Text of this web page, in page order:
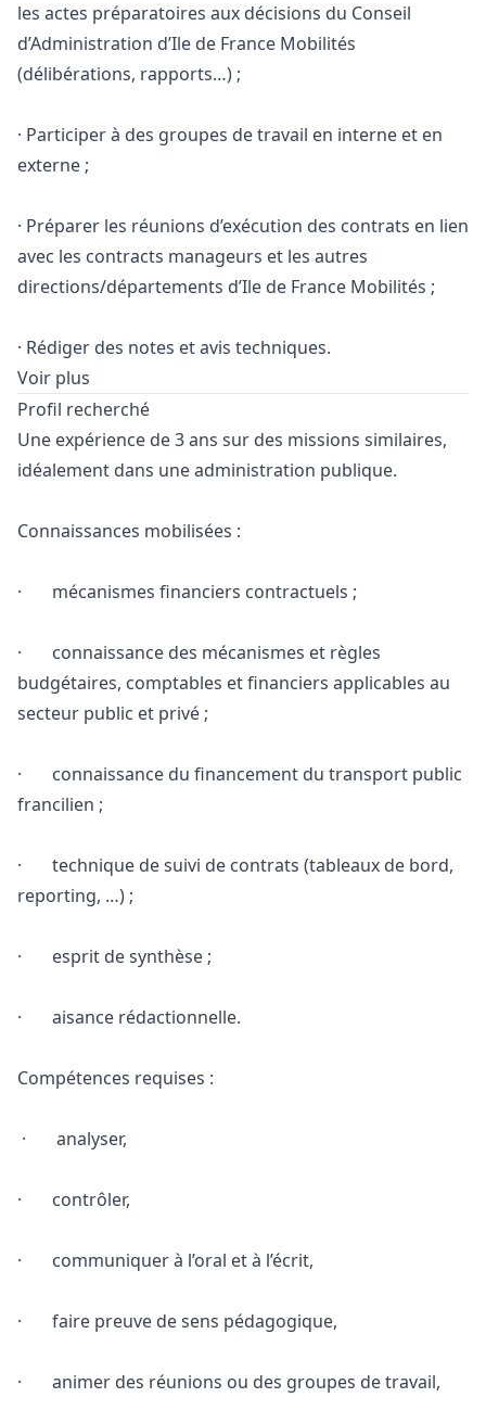
les actes préparatoires aux décisions du Conseil
d’Administration d’Ile de France Mobilités
(délibérations, rapports…) ;
· Participer à des groupes de travail en interne et en
externe ;
· Préparer les réunions d’exécution des contrats en lien
avec les contracts manageurs et les autres
directions/départements d’Ile de France Mobilités ;
· Rédiger des notes et avis techniques.
Voir plus
Profil recherché
Une expérience de 3 ans sur des missions similaires,
idéalement dans une administration publique.
Connaissances mobilisées :
· mécanismes financiers contractuels ;
· connaissance des mécanismes et règles
budgétaires, comptables et financiers applicables au
secteur public et privé ;
· connaissance du financement du transport public
francilien ;
· technique de suivi de contrats (tableaux de bord,
reporting, …) ;
· esprit de synthèse ;
· aisance rédactionnelle.
Compétences requises :
· analyser,
· contrôler,
· communiquer à l’oral et à l’écrit,
· faire preuve de sens pédagogique,
· animer des réunions ou des groupes de travail,